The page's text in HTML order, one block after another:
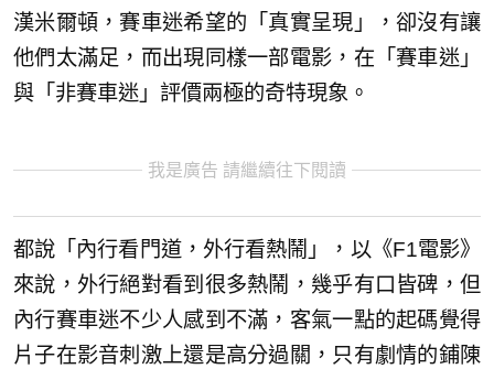
漢米爾頓，賽車迷希望的「真實呈現」，卻沒有讓
他們太滿足，而出現同樣一部電影，在「賽車迷」
與「非賽車迷」評價兩極的奇特現象。
我是廣告 請繼續往下閱讀
都說「內行看門道，外行看熱鬧」，以《F1電影》
來說，外行絕對看到很多熱鬧，幾乎有口皆碑，但
內行賽車迷不少人感到不滿，客氣一點的起碼覺得
片子在影音刺激上還是高分過關，只有劇情的鋪陳